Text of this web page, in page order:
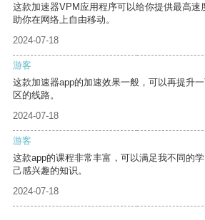
这款加速器VPM应用程序可以给你提供最高速
助你在网络上自由移动。
2024-07-18
游客
这款加速器app的加速效果一般，可以再提升
区的线路。
2024-07-18
游客
这款app的课程非常丰富，可以满足我不同的
己感兴趣的知识。
2024-07-18